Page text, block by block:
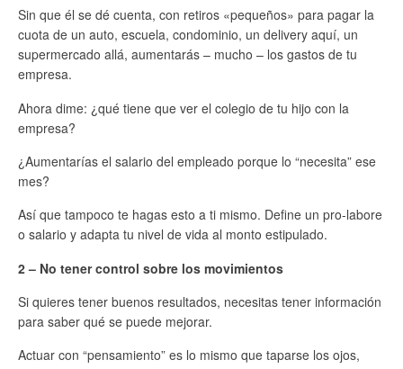
Sin que él se dé cuenta, con retiros «pequeños» para pagar la
cuota de un auto, escuela, condominio, un delivery aquí, un
supermercado allá, aumentarás – mucho – los gastos de tu
empresa.
Ahora dime: ¿qué tiene que ver el colegio de tu hijo con la
empresa?
¿Aumentarías el salario del empleado porque lo “necesita” ese
mes?
Así que tampoco te hagas esto a ti mismo. Define un pro-labore
o salario y adapta tu nivel de vida al monto estipulado.
2 – No tener control sobre los movimientos
Si quieres tener buenos resultados, necesitas tener información
para saber qué se puede mejorar.
Actuar con “pensamiento” es lo mismo que taparse los ojos,